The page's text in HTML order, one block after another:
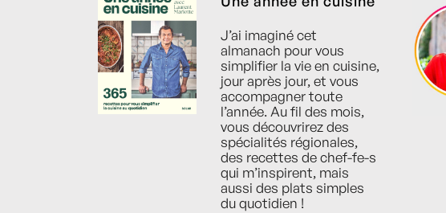
J’ai imaginé cet
almanach pour vous
simplifier la vie en cuisine,
jour après jour, et vous
accompagner toute
l’année. Au fil des mois,
vous découvrirez des
spécialités régionales,
des recettes de chef-fe-s
qui m’inspirent, mais
aussi des plats simples
du quotidien !